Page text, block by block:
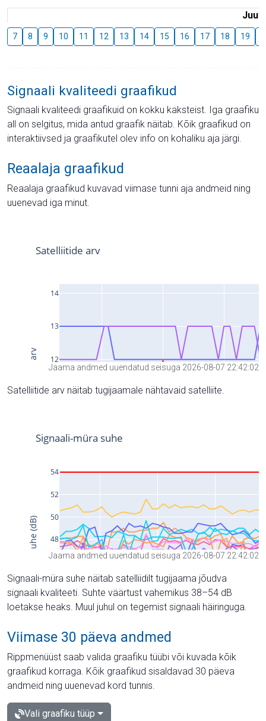
Juuli
7 8 9 10 11 12 13 14 15 16 17 18 19
Signaali kvaliteedi graafikud
Signaali kvaliteedi graafikuid on kokku kaksteist. Iga graafiku
all on selgitus, mida antud graafik näitab. Kõik graafikud on
interaktiivsed ja graafikutel olev info on kohaliku aja järgi.
Reaalaja graafikud
Reaalaja graafikud kuvavad viimase tunni aja andmeid ning
uuenevad iga minut.
Jaama andmed uuendatud seisuga 2026-08-07 22:42:02
Satelliitide arv näitab tugijaamale nähtavaid satelliite.
Jaama andmed uuendatud seisuga 2026-08-07 22:42:02
Signaali-müra suhe näitab satelliidilt tugijaama jõudva
signaali kvaliteeti. Suhte väärtust vahemikus 38–54 dB
loetakse heaks. Muul juhul on tegemist signaali häiringuga.
Viimase 30 päeva andmed
Rippmenüüst saab valida graafiku tüübi või kuvada kõik
graafikud korraga. Kõik graafikud sisaldavad 30 päeva
andmeid ning uuenevad kord tunnis.
Vali graafiku tüüp